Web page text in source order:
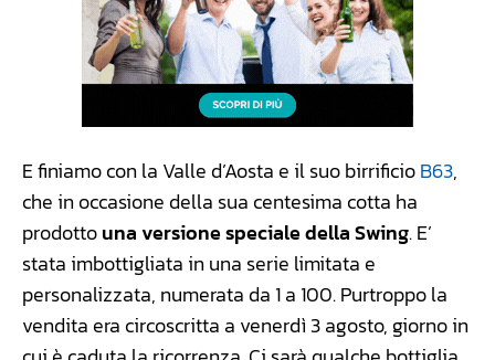
E finiamo con la Valle d’Aosta e il suo birrificioB63,
che in occasione della sua centesima cotta ha
prodottouna versione speciale della Swing. E’
stata imbottigliata in una serie limitata e
personalizzata, numerata da 1 a 100. Purtroppo la
vendita era circoscritta a venerdì 3 agosto, giorno in